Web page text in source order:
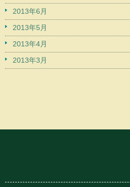
2013年6月
2013年5月
2013年4月
2013年3月